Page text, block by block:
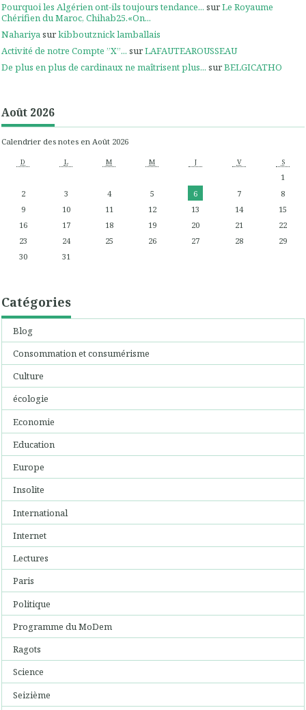
Pourquoi les Algérien ont-ils toujours tendance... surLe Royaume
Chérifien du Maroc, Chihab25.«On...
Nahariyasurkibboutznick lamballais
Activité de notre Compte ”X”... surLAFAUTEAROUSSEAU
De plus en plus de cardinaux ne maîtrisent plus... surBELGICATHO
Août 2026
Calendrier des notes en Août 2026
D L M M J V S
1
2
3 4 5 6 7
8
9
10 11 12 13 14
15
16
17 18 19 20 21
22
23
24 25 26 27 28
29
30
31
Catégories
Blog
Consommation et consumérisme
Culture
écologie
Economie
Education
Europe
Insolite
International
Internet
Lectures
Paris
Politique
Programme du MoDem
Ragots
Science
Seizième